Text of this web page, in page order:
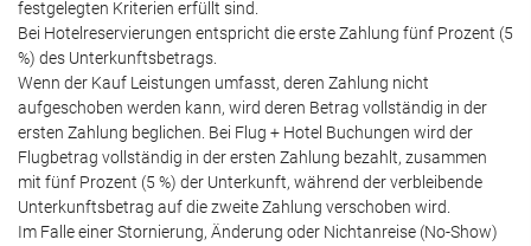
festgelegten Kriterien erfüllt sind.
Bei Hotelreservierungen entspricht die erste Zahlung fünf Prozent (5
%) des Unterkunftsbetrags.
Wenn der Kauf Leistungen umfasst, deren Zahlung nicht
aufgeschoben werden kann, wird deren Betrag vollständig in der
ersten Zahlung beglichen. Bei Flug + Hotel Buchungen wird der
Flugbetrag vollständig in der ersten Zahlung bezahlt, zusammen
mit fünf Prozent (5 %) der Unterkunft, während der verbleibende
Unterkunftsbetrag auf die zweite Zahlung verschoben wird.
Im Falle einer Stornierung, Änderung oder Nichtanreise (No-Show)